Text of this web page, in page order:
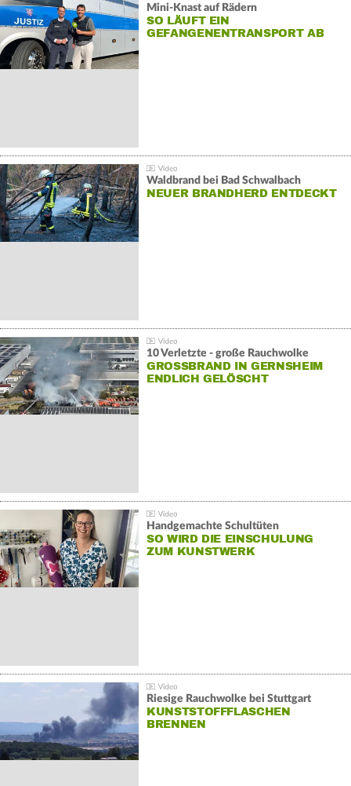
Mini-Knast auf Rädern
SO LÄUFT EIN
GEFANGENENTRANSPORT AB
Waldbrand bei Bad Schwalbach
NEUER BRANDHERD ENTDECKT
10 Verletzte - große Rauchwolke
GROSSBRAND IN GERNSHEIM E
NDLICH GELÖSCHT
Handgemachte Schultüten
SO WIRD DIE EINSCHULUNG
ZUM KUNSTWERK
Riesige Rauchwolke bei Stuttgart
KUNSTSTOFFFLASCHEN
BRENNEN